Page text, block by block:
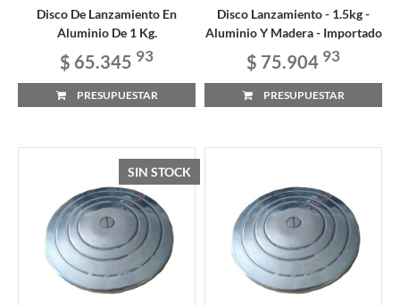
Disco De Lanzamiento En
Aluminio De 1 Kg.
$ 65.345 93
PRESUPUESTAR
Disco Lanzamiento - 1.5kg -
Aluminio Y Madera - Importado
$ 75.904 93
PRESUPUESTAR
SIN STOCK